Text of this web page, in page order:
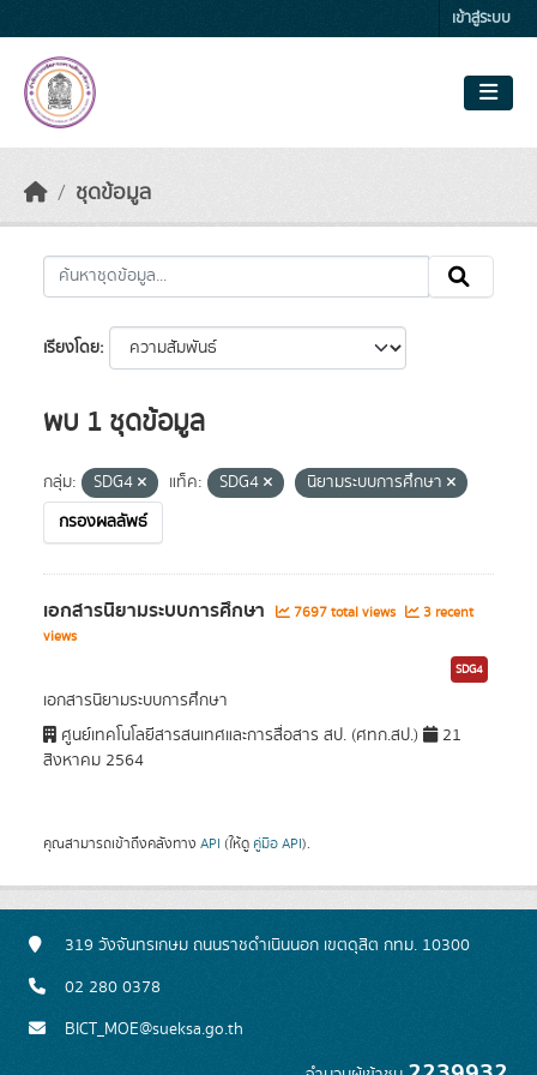
เข้าสู่ระบบ
ชุดข้อมูล
เรียงโดย
พบ 1 ชุดข้อมูล
กลุ่ม: SDG4 แท็ค: SDG4
นิยามระบบการศึกษา
กรองผลลัพธ์
เอกสารนิยามระบบการศึกษา 7697 total views
3 recent
views
SDG4
เอกสารนิยามระบบการศึกษา
ศูนย์เทคโนโลยีสารสนเทศและการสื่อสาร สป. (ศทก.สป.)
21
สิงหาคม 2564
คุณสามารถเข้าถึงคลังทาง API (ให้ดู คู่มือ API).
319 วังจันทรเกษม ถนนราชดำเนินนอก เขตดุสิต กทม. 10300
02 280 0378
BICT_MOE@sueksa.go.th